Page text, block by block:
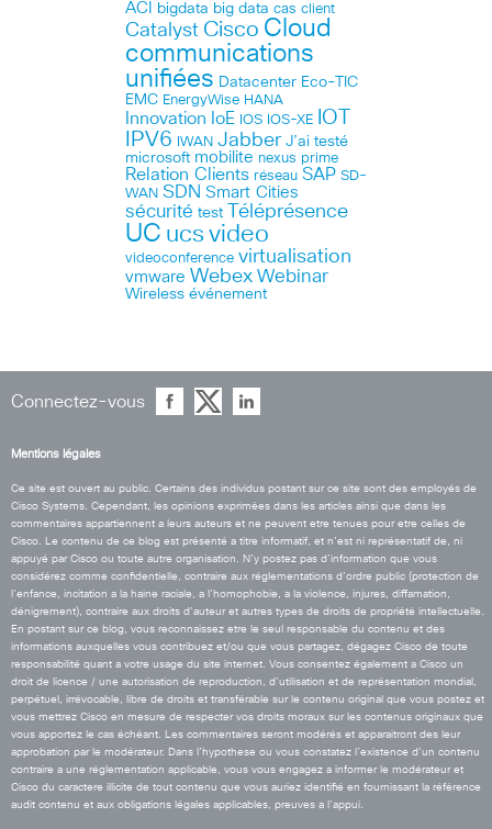
ACI bigdata big data cas client
Catalyst Cisco Cloud
communications
unifiées Datacenter Eco-TIC
EMC EnergyWise HANA
Innovation IoE IOS IOS-XE IOT
IPV6 IWAN Jabber J’ai testé
microsoft mobilite nexus prime
Relation Clients réseau SAP SD-
WAN SDN Smart Cities
sécurité test Téléprésence
UC ucs video
videoconference virtualisation
vmware Webex Webinar
Wireless événement
Connectez-vous
Mentions légales
Ce site est ouvert au public. Certains des individus postant sur ce site sont des employés de
Cisco Systems. Cependant, les opinions exprimées dans les articles ainsi que dans les
commentaires appartiennent a leurs auteurs et ne peuvent etre tenues pour etre celles de
Cisco. Le contenu de ce blog est présenté a titre informatif, et n’est ni représentatif de, ni
appuyé par Cisco ou toute autre organisation. N’y postez pas d’information que vous
considérez comme confidentielle, contraire aux réglementations d’ordre public (protection de
l’enfance, incitation a la haine raciale, a l’homophobie, a la violence, injures, diffamation,
dénigrement), contraire aux droits d’auteur et autres types de droits de propriété intellectuelle.
En postant sur ce blog, vous reconnaissez etre le seul responsable du contenu et des
informations auxquelles vous contribuez et/ou que vous partagez, dégagez Cisco de toute
responsabilité quant a votre usage du site internet. Vous consentez également a Cisco un
droit de licence / une autorisation de reproduction, d’utilisation et de représentation mondial,
perpétuel, irrévocable, libre de droits et transférable sur le contenu original que vous postez et
vous mettrez Cisco en mesure de respecter vos droits moraux sur les contenus originaux que
vous apportez le cas échéant. Les commentaires seront modérés et apparaitront des leur
approbation par le modérateur. Dans l’hypothese ou vous constatez l’existence d’un contenu
contraire a une réglementation applicable, vous vous engagez a informer le modérateur et
Cisco du caractere illicite de tout contenu que vous auriez identifié en fournissant la référence
audit contenu et aux obligations légales applicables, preuves a l’appui.